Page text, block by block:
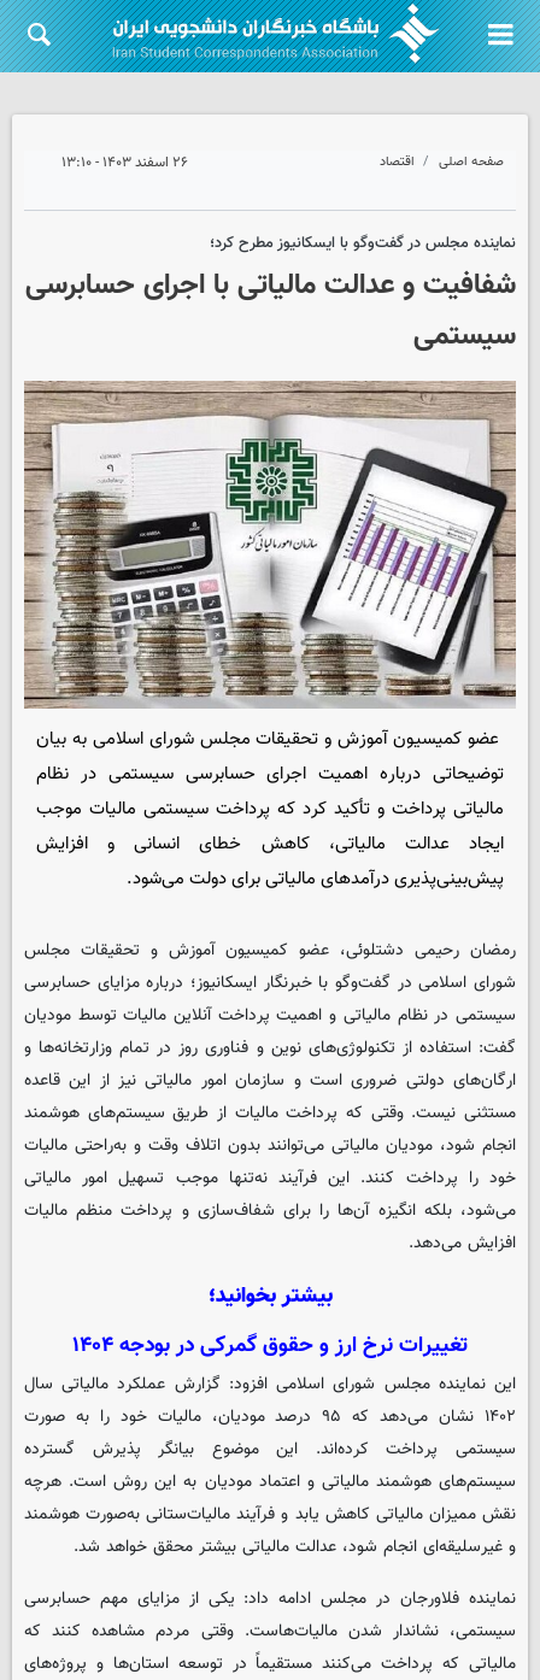
صفحه اصلی اقتصاد ۲۶ اسفند ۱۴۰۳ - ۱۳:۱۰
نماینده مجلس در گفت‌وگو با ایسکانیوز مطرح کرد؛
شفافیت و عدالت مالیاتی با اجرای حسابرسی
سیستمی
عضو کمیسیون آموزش و تحقیقات مجلس شورای اسلامی به بیان
توضیحاتی درباره اهمیت اجرای حسابرسی سیستمی در نظام
مالیاتی پرداخت و تأکید کرد که پرداخت سیستمی مالیات موجب
ایجاد عدالت مالیاتی، کاهش خطای انسانی و افزایش
پیش‌بینی‌پذیری درآمدهای مالیاتی برای دولت می‌شود.
رمضان رحیمی دشتلوئی، عضو کمیسیون آموزش و تحقیقات مجلس
شورای اسلامی در گفت‌وگو با خبرنگار ایسکانیوز؛ درباره مزایای حسابرسی
سیستمی در نظام مالیاتی و اهمیت پرداخت آنلاین مالیات توسط مودیان
گفت: استفاده از تکنولوژی‌های نوین و فناوری روز در تمام وزارتخانه‌ها و
ارگان‌های دولتی ضروری است و سازمان امور مالیاتی نیز از این قاعده
مستثنی نیست. وقتی که پرداخت مالیات از طریق سیستم‌های هوشمند
انجام شود، مودیان مالیاتی می‌توانند بدون اتلاف وقت و به‌راحتی مالیات
خود را پرداخت کنند. این فرآیند نه‌تنها موجب تسهیل امور مالیاتی
می‌شود، بلکه انگیزه آن‌ها را برای شفاف‌سازی و پرداخت منظم مالیات
افزایش می‌دهد.
بیشتر بخوانید؛
تغییرات نرخ ارز و حقوق گمرکی در بودجه ۱۴۰۴
این نماینده مجلس شورای اسلامی افزود: گزارش عملکرد مالیاتی سال
۱۴۰۲ نشان می‌دهد که ۹۵ درصد مودیان، مالیات خود را به صورت
سیستمی پرداخت کرده‌اند. این موضوع بیانگر پذیرش گسترده
سیستم‌های هوشمند مالیاتی و اعتماد مودیان به این روش است. هرچه
نقش ممیزان مالیاتی کاهش یابد و فرآیند مالیات‌ستانی به‌صورت هوشمند
و غیرسلیقه‌ای انجام شود، عدالت مالیاتی بیشتر محقق خواهد شد.
نماینده فلاورجان در مجلس ادامه داد: یکی از مزایای مهم حسابرسی
سیستمی، نشاندار شدن مالیات‌هاست. وقتی مردم مشاهده کنند که
مالیاتی که پرداخت می‌کنند مستقیماً در توسعه استان‌ها و پروژه‌های